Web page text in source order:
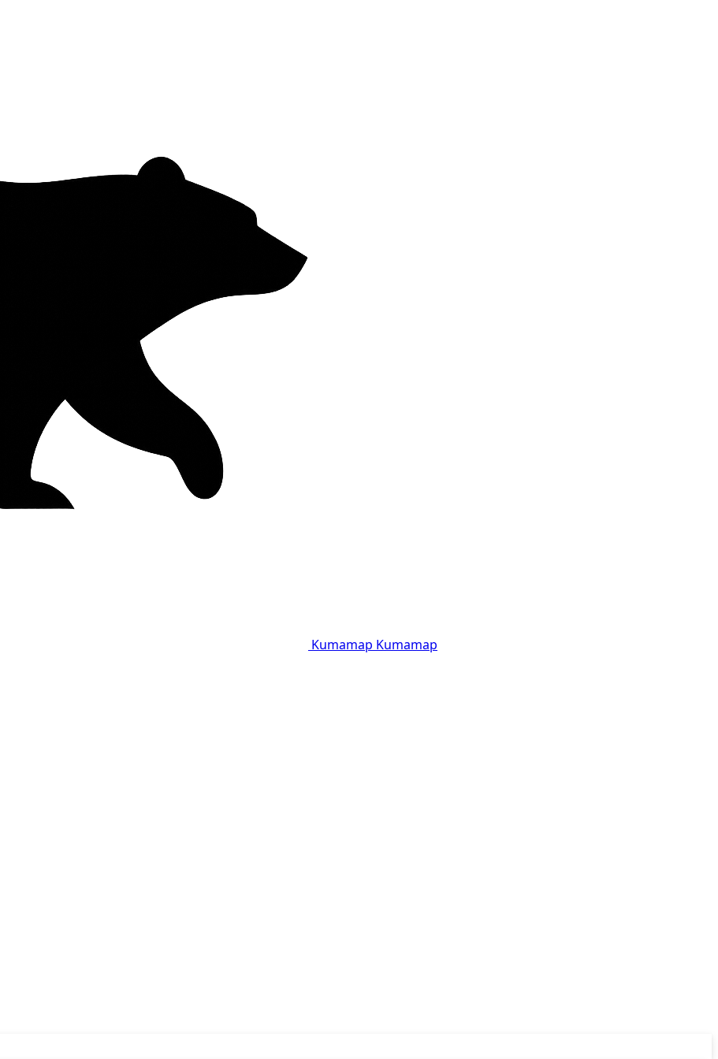
Kumamap Kumamap